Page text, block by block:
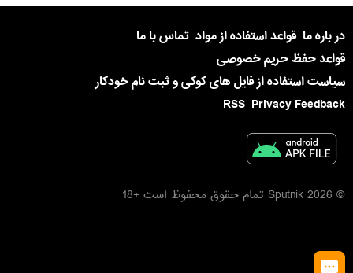
در باره ما قواعد استفاده از مواد تماس با ما
قواعد حفظ حریم خصوصی
سیاست استفاده از فایل های کوکی و ثبت نام خودکار
Privacy Feedback
RSS
© 2026 Sputnik تمام حقوق محفوظ است +18